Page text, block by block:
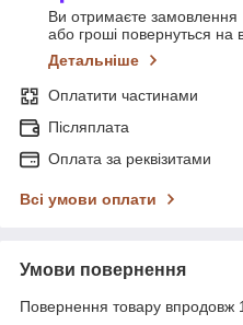
Ви отримаєте замовлення
або гроші повернуться на
Детальніше
Оплатити частинами
Післяплата
Оплата за реквізитами
Всі умови оплати
Умови повернення
Повернення товару впродовж